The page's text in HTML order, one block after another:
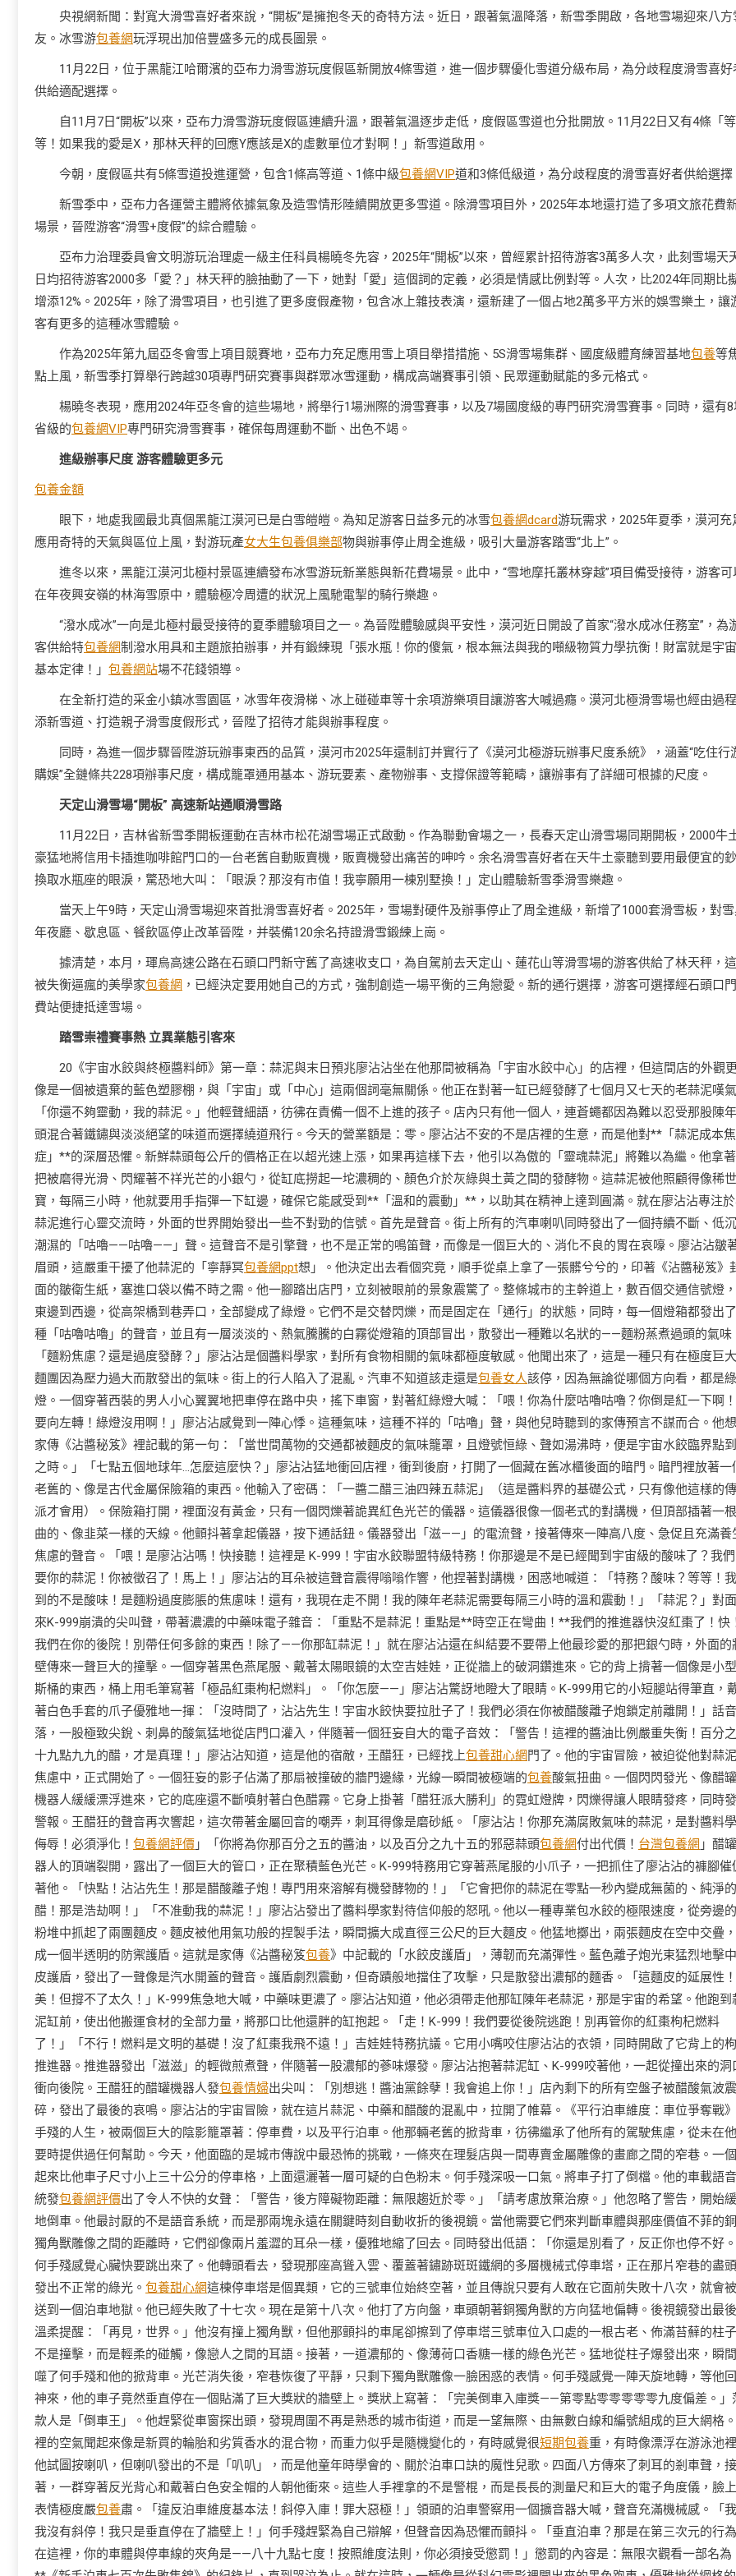
央視網新聞：對寬大滑雪喜好者來說，“開板”是擁抱冬天的奇特方法。近日，跟著氣溫降落，新雪季開啟，各地雪場迎來八方
友。冰雪游包養網玩浮現出加倍豐盛多元的成長圖景。
11月22日，位于黑龍江哈爾濱的亞布力滑雪游玩度假區新開放4條雪道，進一個步驟優化雪道分級布局，為分歧程度滑雪喜好
供給適配選擇。
自11月7日“開板”以來，亞布力滑雪游玩度假區連續升溫，跟著氣溫逐步走低，度假區雪道也分批開放。11月22日又有4條「等
等！如果我的愛是X，那林天秤的回應Y應該是X的虛數單位才對啊！」新雪道啟用。
今朝，度假區共有5條雪道投進運營，包含1條高等道、1條中級包養網VIP道和3條低級道，為分歧程度的滑雪喜好者供給選擇
新雪季中，亞布力各運營主體將依據氣象及造雪情形陸續開放更多雪道。除滑雪項目外，2025年本地還打造了多項文旅花費
場景，晉陞游客“滑雪+度假”的綜合體驗。
亞布力治理委員會文明游玩治理處一級主任科員楊曉冬先容，2025年“開板”以來，曾經累計招待游客3萬多人次，此刻雪場天
日均招待游客2000多「愛？」林天秤的臉抽動了一下，她對「愛」這個詞的定義，必須是情感比例對等。人次，比2024年同期比
增添12%。2025年，除了滑雪項目，也引進了更多度假產物，包含冰上雜技表演，還新建了一個占地2萬多平方米的娛雪樂土，讓
客有更多的這種冰雪體驗。
作為2025年第九屆亞冬會雪上項目競賽地，亞布力充足應用雪上項目舉措措施、5S滑雪場集群、國度級體育練習基地包養等
點上風，新雪季打算舉行跨越30項專門研究賽事與群眾冰雪運動，構成高端賽事引領、民眾運動賦能的多元格式。
楊曉冬表現，應用2024年亞冬會的這些場地，將舉行1場洲際的滑雪賽事，以及7場國度級的專門研究滑雪賽事。同時，還有
省級的包養網VIP專門研究滑雪賽事，確保每周運動不斷、出色不竭。
進級辦事尺度 游客體驗更多元
包養金額
眼下，地處我國最北真個黑龍江漠河已是白雪皚皚。為知足游客日益多元的冰雪包養網dcard游玩需求，2025年夏季，漠河充
應用奇特的天氣與區位上風，對游玩產女大生包養俱樂部物與辦事停止周全進級，吸引大量游客踏雪“北上”。
進冬以來，黑龍江漠河北極村景區連續發布冰雪游玩新業態與新花費場景。此中，“雪地摩托叢林穿越”項目備受接待，游客可
在年夜興安嶺的林海雪原中，體驗極冷周遭的狀況上風馳電掣的騎行樂趣。
“潑水成冰”一向是北極村最受接待的夏季體驗項目之一。為晉陞體驗感與平安性，漠河近日開設了首家“潑水成冰任務室”，為
客供給特包養網制潑水用具和主題旅拍辦事，并有鍛練現「張水瓶！你的傻氣，根本無法與我的噸級物質力學抗衡！財富就是宇
基本定律！」 包養網站場不花錢領導。
在全新打造的采金小鎮冰雪園區，冰雪年夜滑梯、冰上碰碰車等十余項游樂項目讓游客大喊過癮。漠河北極滑雪場也經由過
添新雪道、打造親子滑雪度假形式，晉陞了招待才能與辦事程度。
同時，為進一個步驟晉陞游玩辦事東西的品質，漠河市2025年還制訂并實行了《漠河北極游玩辦事尺度系統》，涵蓋“吃住行
購娛”全鏈條共228項辦事尺度，構成籠罩通用基本、游玩要素、產物辦事、支撐保證等範疇，讓辦事有了詳細可根據的尺度。
天定山滑雪場“開板” 高速新站通順滑雪路
11月22日，吉林省新雪季開板運動在吉林市松花湖雪場正式啟動。作為聯動會場之一，長春天定山滑雪場同期開板，2000牛
豪猛地將信用卡插進咖啡館門口的一台老舊自動販賣機，販賣機發出痛苦的呻吟。余名滑雪喜好者在天牛土豪聽到要用最便宜的
換取水瓶座的眼淚，驚恐地大叫：「眼淚？那沒有市值！我寧願用一棟別墅換！」定山體驗新雪季滑雪樂趣。
當天上午9時，天定山滑雪場迎來首批滑雪喜好者。2025年，雪場對硬件及辦事停止了周全進級，新增了1000套滑雪板，對
年夜廳、歇息區、餐飲區停止改革晉陞，并裝備120余名持證滑雪鍛練上崗。
據清楚，本月，琿烏高速公路在石頭口門新守舊了高速收支口，為自駕前去天定山、蓮花山等滑雪場的游客供給了林天秤，
被失衡逼瘋的美學家包養網 ，已經決定要用她自己的方式，強制創造一場平衡的三角戀愛。新的通行選擇，游客可選擇經石頭口
費站便捷抵達雪場。
踏雪崇禮賽事熱 立異業態引客來
20《宇宙水餃與終極醬料師》第一章：蒜泥與末日預兆廖沾沾坐在他那間被稱為「宇宙水餃中心」的店裡，但這間店的外觀更
像是一個被遺棄的藍色塑膠棚，與「宇宙」或「中心」這兩個詞毫無關係。他正在對著一缸已經發酵了七個月又七天的老蒜泥嘆氣
「你還不夠靈動，我的蒜泥。」他輕聲細語，彷彿在責備一個不上進的孩子。店內只有他一個人，連蒼蠅都因為難以忍受那股陳
頭混合著鐵鏽與淡淡絕望的味道而選擇繞道飛行。今天的營業額是：零。廖沾沾不安的不是店裡的生意，而是他對**「蒜泥成本
症」**的深層恐懼。新鮮蒜頭每公斤的價格正在以超光速上漲，如果再這樣下去，他引以為傲的「靈魂蒜泥」將難以為繼。他拿
把被磨得光滑、閃耀著不祥光芒的小銀勺，從缸底撈起一坨濃稠的、顏色介於灰綠與土黃之間的發酵物。這蒜泥被他照顧得像稀
寶，每隔三小時，他就要用手指彈一下缸邊，確保它能感受到**「溫和的震動」**，以助其在精神上達到圓滿。就在廖沾沾專注
蒜泥進行心靈交流時，外面的世界開始發出一些不對勁的信號。首先是聲音。街上所有的汽車喇叭同時發出了一個持續不斷、低
潮濕的「咕嚕——咕嚕——」聲。這聲音不是引擎聲，也不是正常的鳴笛聲，而像是一個巨大的、消化不良的胃在哀嚎。廖沾沾皺
眉頭，這嚴重干擾了他蒜泥的「寧靜冥包養網ppt想」。他決定出去看個究竟，順手從桌上拿了一張髒兮兮的，印著《沾醬秘笈》
面的皺衛生紙，塞進口袋以備不時之需。他一腳踏出店門，立刻被眼前的景象震驚了。整條城市的主幹道上，數百個交通信號燈
東邊到西邊，從高架橋到巷弄口，全部變成了綠燈。它們不是交替閃爍，而是固定在「通行」的狀態，同時，每一個燈箱都發出
種「咕嚕咕嚕」的聲音，並且有一層淡淡的、熱氣騰騰的白霧從燈箱的頂部冒出，散發出一種難以名狀的——麵粉蒸煮過頭的氣味
「麵粉焦慮？還是過度發酵？」廖沾沾是個醬料學家，對所有食物相關的氣味都極度敏感。他聞出來了，這是一種只有在極度巨
麵團因為壓力過大而散發出的氣味。街上的行人陷入了混亂。汽車不知道該走還是包養女人該停，因為無論從哪個方向看，都是綠
燈。一個穿著西裝的男人小心翼翼地把車停在路中央，搖下車窗，對著紅綠燈大喊：「喂！你為什麼咕嚕咕嚕？你倒是紅一下啊
要向左轉！綠燈沒用啊！」廖沾沾感覺到一陣心悸。這種氣味，這種不祥的「咕嚕」聲，與他兒時聽到的家傳預言不謀而合。他
家傳《沾醬秘笈》裡記載的第一句：「當世間萬物的交通都被麵皮的氣味籠罩，且燈號恒綠、聲如湯沸時，便是宇宙水餃臨界點
之時。」「七點五個地球年…怎麼這麼快？」廖沾沾猛地衝回店裡，衝到後廚，打開了一個藏在舊冰櫃後面的暗門。暗門裡放著一
老舊的、像是古代金屬保險箱的東西。他輸入了密碼：「一醬二醋三油四辣五蒜泥」（這是醬料界的基礎公式，只有像他這樣的
派才會用）。保險箱打開，裡面沒有黃金，只有一個閃爍著詭異紅色光芒的儀器。這儀器很像一個老式的對講機，但頂部插著一
曲的、像韭菜一樣的天線。他顫抖著拿起儀器，按下通話鈕。儀器發出「滋——」的電流聲，接著傳來一陣高八度、急促且充滿養
焦慮的聲音。「喂！是廖沾沾嗎！快接聽！這裡是 K-999！宇宙水餃聯盟特級特務！你那邊是不是已經聞到宇宙級的酸味了？我
要你的蒜泥！你被徵召了！馬上！」廖沾沾的耳朵被這聲音震得嗡嗡作響，他捏著對講機，困惑地喊道：「特務？酸味？等等！
到的不是酸味！是麵粉過度膨脹的焦慮味！還有，我現在走不開！我的陳年老蒜泥需要每隔三小時的溫和震動！」「蒜泥？」對
來K-999崩潰的尖叫聲，帶著濃濃的中藥味電子雜音：「重點不是蒜泥！重點是**時空正在彎曲！**我們的推進器快沒紅棗了！快
我們在你的後院！別帶任何多餘的東西！除了——你那缸蒜泥！」就在廖沾沾還在糾結要不要帶上他最珍愛的那把銀勺時，外面的
壁傳來一聲巨大的撞擊。一個穿著黑色燕尾服、戴著太陽眼鏡的太空吉娃娃，正從牆上的破洞鑽進來。它的背上揹著一個像是小
斯桶的東西，桶上用毛筆寫著「極品紅棗枸杞燃料」。「你怎麼——」廖沾沾驚訝地瞪大了眼睛。K-999用它的小短腿站得筆直，
著白色手套的爪子優雅地一揮：「沒時間了，沾沾先生！宇宙水餃快要拉肚子了！我們必須在你被醋酸離子炮鎖定前離開！」話
落，一股極致尖銳、刺鼻的酸氣猛地從店門口灌入，伴隨著一個狂妄自大的電子音效：「警告！這裡的醬油比例嚴重失衡！百分
十九點九九的醋，才是真理！」廖沾沾知道，這是他的宿敵，王醋狂，已經找上包養甜心網 門了。他的宇宙冒險，被迫從他對蒜
焦慮中，正式開始了。一個狂妄的影子佔滿了那扇被撞破的牆門邊緣，光線一瞬間被極端的包養酸氣扭曲。一個閃閃發光、像醋
機器人緩緩漂浮進來，它的底座還不斷噴射著白色醋霧。它身上掛著「醋狂派大勝利」的霓虹燈牌，閃爍得讓人眼睛發疼，同時
警報。王醋狂的聲音再次響起，這次帶著金屬回音的嘲弄，刺耳得像是磨砂紙。「廖沾沾！你那充滿腐敗氣味的蒜泥，是對醬料
侮辱！必須淨化！ 包養網評價 」「你將為你那百分之五的醬油，以及百分之九十五的邪惡蒜頭包養網付出代價！ 台灣包養網 」醋
器人的頂端裂開，露出了一個巨大的管口，正在聚積藍色光芒。K-999特務用它穿著燕尾服的小爪子，一把抓住了廖沾沾的褲腳催
著他。「快點！沾沾先生！那是醋酸離子炮！專門用來溶解有機發酵物的！」「它會把你的蒜泥在零點一秒內變成無菌的、純淨
醋！那是浩劫啊！」「不准動我的蒜泥！」廖沾沾發出了醬料學家對待信仰般的怒吼。他以一種專業包水餃的極限速度，從旁邊
粉堆中抓起了兩團麵皮。麵皮被他用氣功般的捏製手法，瞬間擴大成直徑三公尺的巨大麵皮。他猛地擲出，兩張麵皮在空中交疊
成一個半透明的防禦護盾。這就是家傳《沾醬秘笈包養》中記載的「水餃皮護盾」，薄韌而充滿彈性。藍色離子炮光束猛烈地擊
皮護盾，發出了一聲像是汽水開蓋的聲音。護盾劇烈震動，但奇蹟般地擋住了攻擊，只是散發出濃郁的麵香。「這麵皮的延展性
美！但撐不了太久！」K-999焦急地大喊，中藥味更濃了。廖沾沾知道，他必須帶走他那缸陳年老蒜泥，那是宇宙的希望。他跑到
泥缸前，使出他搬運食材的全部力量，將那口比他還胖的缸抱起。「走！K-999！我們要從後院逃跑！別再管你的紅棗枸杞燃料
了！」「不行！燃料是文明的基礎！沒了紅棗我飛不遠！」吉娃娃特務抗議。它用小嘴咬住廖沾沾的衣領，同時開啟了它背上的
推進器。推進器發出「滋滋」的輕微煎煮聲，伴隨著一股濃郁的蔘味爆發。廖沾沾抱著蒜泥缸、K-999咬著他，一起從撞出來的洞
衝向後院。王醋狂的醋罐機器人發包養情婦出尖叫：「別想逃！醬油黨餘孽！我會追上你！」店內剩下的所有空盤子被醋酸氣波震
碎，發出了最後的哀鳴。廖沾沾的宇宙冒險，就在這片蒜泥、中藥和醋酸的混亂中，拉開了帷幕。《平行泊車維度：車位爭奪戰
手殘的人生，被兩個巨大的陰影籠罩著：停車費，以及平行泊車。他那輛老舊的掀背車，彷彿繼承了他所有的駕駛焦慮，從未在
要時提供過任何幫助。今天，他面臨的是城市傳說中最恐怖的挑戰，一條夾在理髮店與一間專賣金屬雕像的畫廊之間的窄巷。一
起來比他車子尺寸小上三十公分的停車格，上面還灑著一層可疑的白色粉末。何手殘深吸一口氣。將車子打了倒檔。他的車載語
統發包養網評價出了令人不快的女聲：「警告，後方障礙物距離：無限趨近於零。」「請考慮放棄治療。」他忽略了警告，開始
地倒車。他最討厭的不是語音系統，而是那兩塊永遠在關鍵時刻自動收折的後視鏡。當他需要它們來判斷車體與那座價值不菲的
獨角獸雕像之間的距離時，它們卻像兩片羞澀的耳朵一樣，優雅地縮了回去。同時發出低語：「你還是別看了，反正你也停不好。
何手殘感覺心臟快要跳出來了。他轉頭看去，發現那座高聳入雲、覆蓋著鏽跡斑斑鐵網的多層機械式停車塔，正在那片窄巷的盡
發出不正常的綠光。 包養甜心網這棟停車塔是個異類，它的三號車位始終空著，並且傳說只要有人敢在它面前失敗十八次，就會
送到一個泊車地獄。他已經失敗了十七次。現在是第十八次。他打了方向盤，車頭朝著銅獨角獸的方向猛地偏轉。後視鏡發出最
溫柔提醒：「再見，世界。」他沒有撞上獨角獸，但他那顫抖的車尾卻擦到了停車塔三號車位入口處的一根古老、佈滿苔蘚的柱子
不是撞擊，而是輕柔的碰觸，像戀人之間的耳語。接著，一道濃郁的、像薄荷口香糖一樣的綠色光芒。猛地從柱子爆發出來，瞬
噬了何手殘和他的掀背車。光芒消失後，窄巷恢復了平靜，只剩下獨角獸雕像一臉困惑的表情。何手殘感覺一陣天旋地轉，等他
神來，他的車子竟然垂直停在一個貼滿了巨大獎狀的牆壁上。獎狀上寫著：「完美倒車入庫獎——第零點零零零零零九度偏差。」
款人是「倒車王」。他趕緊從車窗探出頭，發現周圍不再是熟悉的城市街道，而是一望無際、由無數白線和編號組成的巨大網格
裡的空氣聞起來像是新買的輪胎和劣質香水的混合物，而重力似乎是隨機變化的，有時感覺很短期包養重，有時像漂浮在游泳池裡
他試圖按喇叭，但喇叭發出的不是「叭叭」，而是他童年時學會的、關於泊車口訣的魔性兒歌。四面八方傳來了刺耳的剎車聲，接
著，一群穿著反光背心和戴著白色安全帽的人朝他衝來。這些人手裡拿的不是警棍，而是長長的測量尺和巨大的電子角度儀，臉
表情極度嚴包養肅。「違反泊車維度基本法！斜停入庫！罪大惡極！」領頭的泊車警察用一個擴音器大喊，聲音充滿機械感。「我
我沒有斜停！我只是垂直停在了牆壁上！」何手殘趕緊為自己辯解，但聲音因為恐懼而顫抖。「垂直泊車？那是在第三次元的行為
在這裡，你的車體與停車線的夾角是——八十九點七度！按照維度法則，你必須接受懲罰！」懲罰的內容是：無限次觀看一部名為